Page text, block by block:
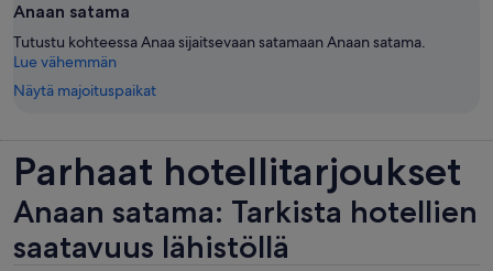
Anaan satama
Tutustu kohteessa Anaa sijaitsevaan satamaan Anaan satama.
Lue vähemmän
Näytä majoituspaikat
Parhaat hotellitarjoukset
Anaan satama: Tarkista hotellien
saatavuus lähistöllä